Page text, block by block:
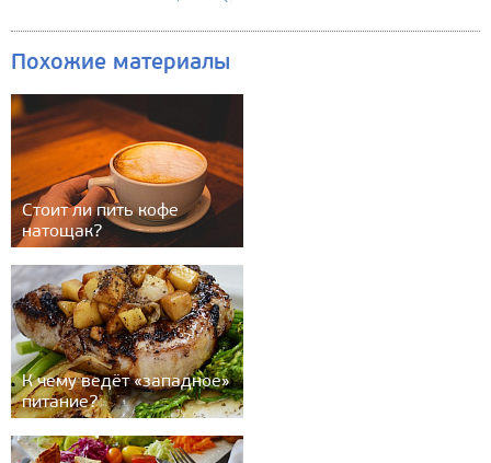
Похожие материалы
Стоит ли пить кофе
натощак?
К чему ведёт «западное»
питание?